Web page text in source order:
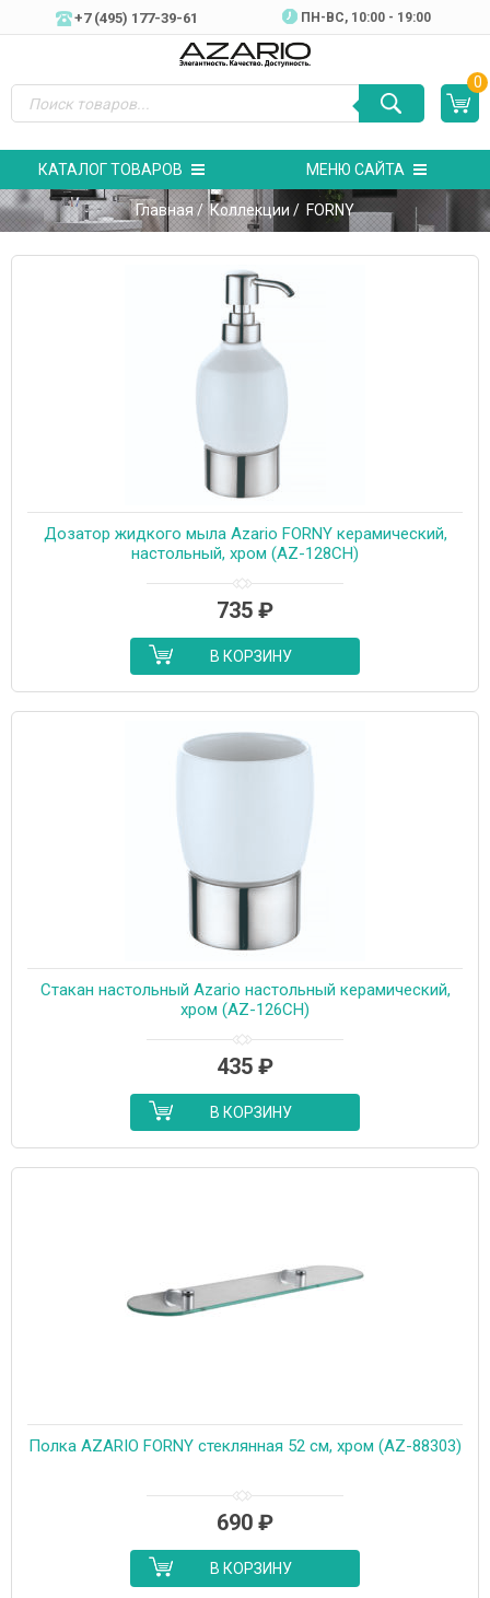
+7 (495) 177-39-61 ПН-ВC, 10:00 - 19:00
0
КАТАЛОГ ТОВАРОВ МЕНЮ САЙТА
Главная/Коллекции / FORNY
Дозатор жидкого мыла Azario FORNY керамический,
настольный, хром (AZ-128CH)
735 ₽
В КОРЗИНУ
Стакан настольный Azario настольный керамический,
хром (AZ-126CH)
435 ₽
В КОРЗИНУ
Полка AZARIO FORNY стеклянная 52 см, хром (AZ-88303)
690 ₽
В КОРЗИНУ